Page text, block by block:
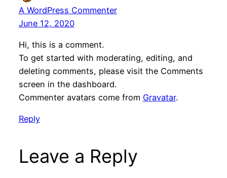
A WordPress Commenter
June 12, 2020
Hi, this is a comment.
To get started with moderating, editing, and
deleting comments, please visit the Comments
screen in the dashboard.
Commenter avatars come from Gravatar.
Reply
Leave a Reply